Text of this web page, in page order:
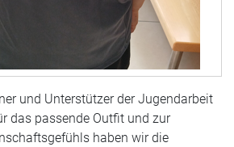
und Unterstützer der Jugendarbeit
das passende Outfit und zur
haben wir die